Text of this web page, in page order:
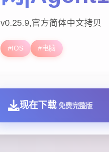
v0.25.9,官方简体中文拷贝
#IOS #电脑
现在下载 免费完整版